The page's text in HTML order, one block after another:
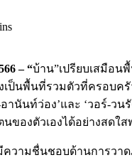
– “บ้าน”เปรียบเสมือน
เป็นพื้นที่รวมตัวที่ครอบค
านันท์ว่อง’และ ‘วอร์-
ของตัวเองได้อย่างสดใ
วามชื่นชอบด้านการวา